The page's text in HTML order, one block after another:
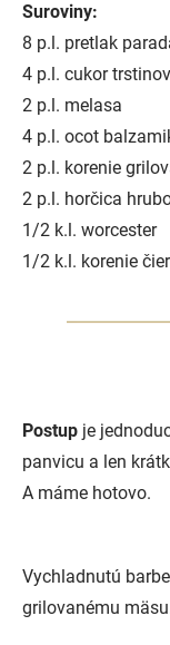
Suroviny:
8 p.l. pretlak
4 p.l. cukor
2 p.l. melasa
4 p.l. ocot
2 p.l. korenie
2 p.l. horčica
1/2 k.l. worcester
1/2 k.l. korenie
Postup je
panvicu a len
A máme hotovo.
Vychladnutú
grilovanému